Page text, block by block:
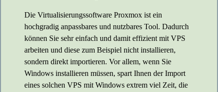
Die Virtualisierungssoftware Proxmox ist ein
hochgradig anpassbares und nutzbares Tool. Dadurch
können Sie sehr einfach und damit effizient mit VPS
arbeiten und diese zum Beispiel nicht installieren,
sondern direkt importieren. Vor allem, wenn Sie
Windows installieren müssen, spart Ihnen der Import
eines solchen VPS mit Windows extrem viel Zeit, die